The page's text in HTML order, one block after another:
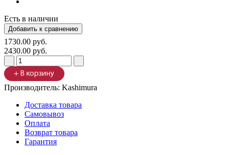
Есть в наличии
1730.00 руб.
2430.00 руб.
Производитель: Kashimura
Доставка товара
Самовывоз
Оплата
Возврат товара
Гарантия